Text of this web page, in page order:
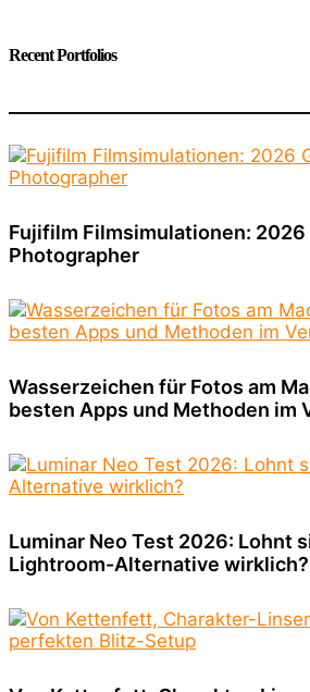
Recent Portfolios
Fujifilm Filmsimulationen: 2026
Photographer
Wasserzeichen für Fotos am
besten Apps und Methoden im
Luminar Neo Test 2026: Lohnt
Lightroom-Alternative wirklich?